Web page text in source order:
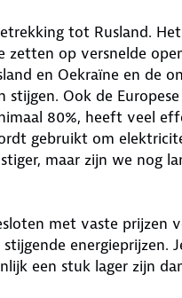
tot Rusland.
op versnelde
en Oekraïne en de
Ook de
80%, heeft veel
gebruikt om
maar zijn we nog
met vaste prijzen
energieprijzen.
een stuk lager zijn